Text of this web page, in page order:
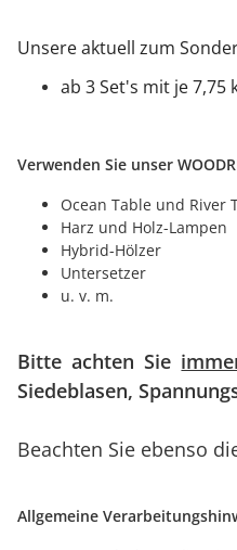
Unsere aktuell zum
ab 3 Set's mit je 7,75
Verwenden Sie unser
Ocean Table und River
Harz und Holz-Lampen
Hybrid-Hölzer
Untersetzer
u. v. m.
Bitte achten Sie
Siedeblasen,
Beachten Sie ebenso
Allgemeine